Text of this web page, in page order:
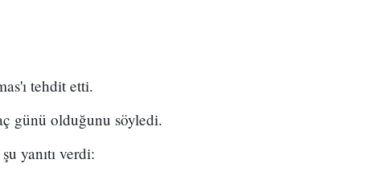
tehdit etti.
günü olduğunu söyledi.
yanıtı verdi: